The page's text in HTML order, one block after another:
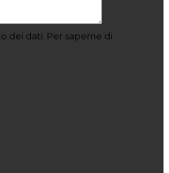
dei dati. Per saperne di